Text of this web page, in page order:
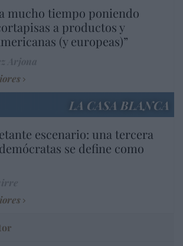
mucho tiempo poniendo
a productos y
(y europeas)”
LA CASA BLANCA
escenario: una tercera
se define como